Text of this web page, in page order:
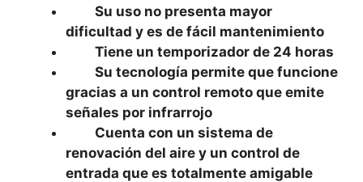
Su uso no presenta mayor
dificultad y es de fácil mantenimiento
Tiene un temporizador de 24 horas
Su tecnología permite que funcione
gracias a un control remoto que emite
señales por infrarrojo
Cuenta con un sistema de
renovación del aire y un control de
entrada que es totalmente amigable